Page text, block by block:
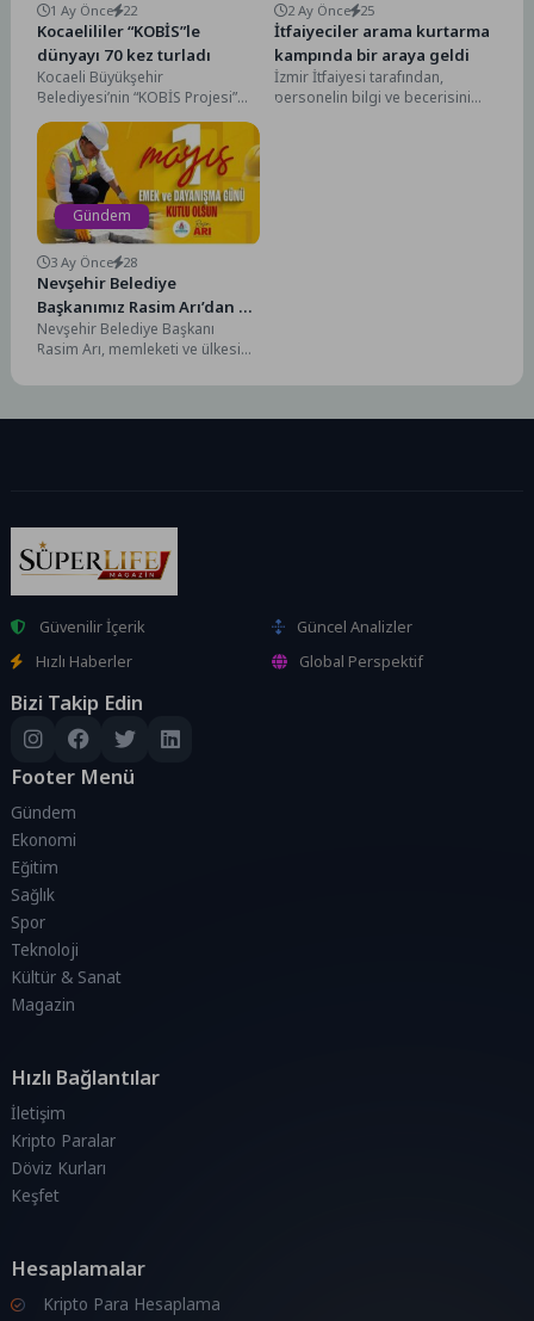
1 Ay Önce 22
Kocaelililer “KOBİS”le
dünyayı 70 kez turladı
Kocaeli Büyükşehir
Belediyesi’nin “KOBİS Projesi”
(Kocaeli Akıllı Bisiklet Sistemi)
2026’nın ilk altı ayında yaklaşık
142...
2 Ay Önce 25
İtfaiyeciler arama kurtarma
kampında bir araya geldi
İzmir İtfaiyesi tarafından,
personelin bilgi ve becerisini
Gündem
3 Ay Önce 28
Nevşehir Belediye
Başkanımız Rasim Arı’dan 1
Mayıs Mesajı
Nevşehir Belediye Başkanı
Rasim Arı, memleketi ve ülkesi
canla-başla...
Güvenilir İçerik
Güncel Analizler
Hızlı Haberler
Global Perspektif
Bizi Takip Edin
Footer Menü
Gündem
Ekonomi
Eğitim
Sağlık
Spor
Teknoloji
Kültür & Sanat
Magazin
Hızlı Bağlantılar
İletişim
Kripto Paralar
Döviz Kurları
Keşfet
Hesaplamalar
Kripto Para Hesaplama